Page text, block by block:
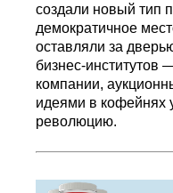
создали новый тип
демократичное
оставляли за
бизнес-институтов
компании,
идеями в кофейнях
революцию.